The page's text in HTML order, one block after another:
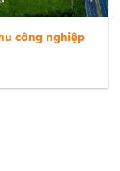
công nghiệp